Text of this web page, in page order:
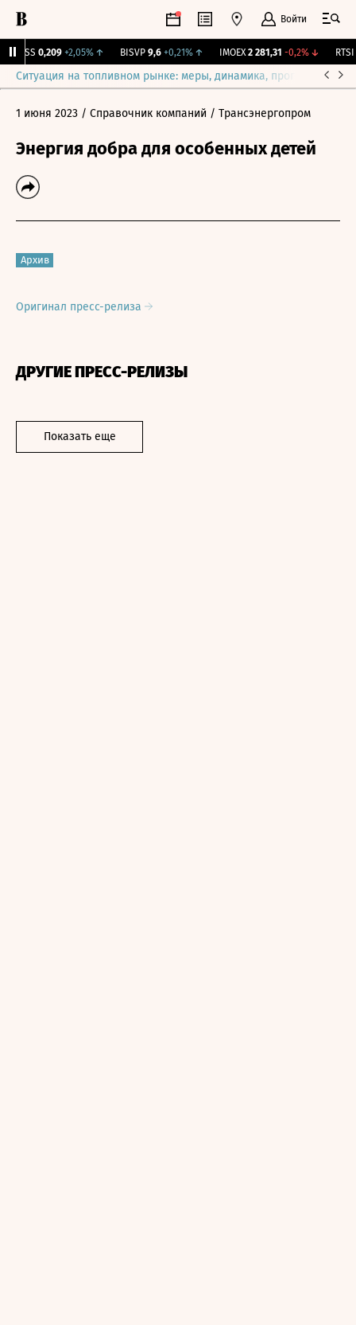
Войти
RGSS 0,209 +2,05%↑ BISVP 9,6 +0,21% ↑ IMOEX 2 281,31 -0,2%↓ RTSI
Ситуация на топливном рынке: меры, динамика, прогнозы
1 июня 2023 / Справочник компаний / Трансэнергопром
Энергия добра для особенных детей
Архив
Оригинал пресс-релиза
ДРУГИЕ ПРЕСС-РЕЛИЗЫ
Показать еще